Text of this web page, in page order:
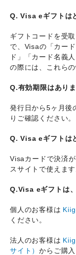
Q. Visa eギフトは
ギフトコードを受
で、Visaの「カー
ド」「カード名義
の際には、これら
Q.有効期限はありま
発行日から5ヶ月後
りご確認ください。
Q. Visa eギフトは
Visaカードで決済
スサイトで使えます
Q.Visa eギフトは
個人のお客様は
ください。
法人のお客様は
サイト）からご購入